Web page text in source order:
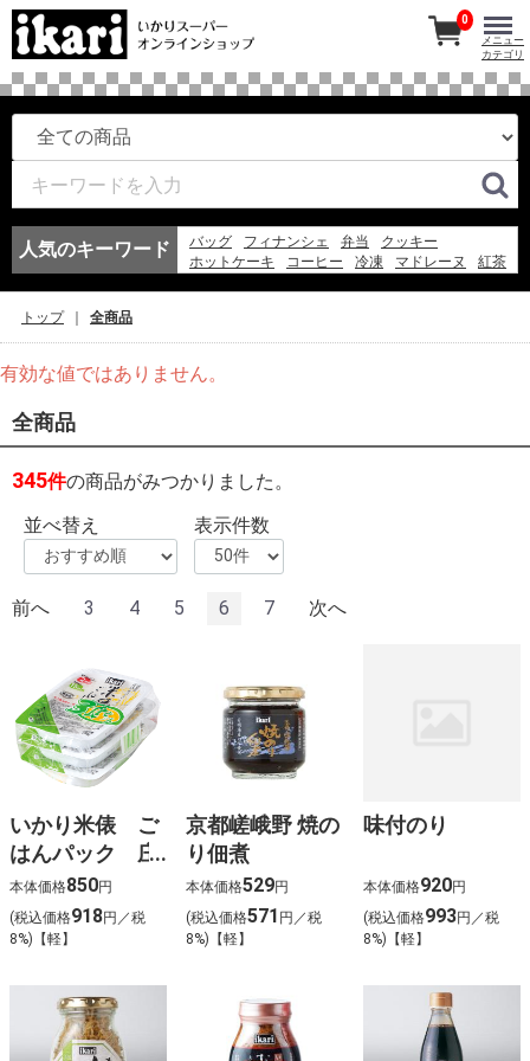
人気のキーワード バッグ フィナンシェ 弁当
クッキー
ホットケーキ
コーヒー 冷凍 マドレーヌ
紅茶
0
メニュー
カテゴリ
トップ 全商品
有効な値ではありません。
全商品
345件の商品がみつかりました。
並べ替え
表示件数
前へ 3 4 5 6 7 次へ
いかり米俵 ご
はんパック 庄
内産コシヒカ
リ ３Ｐ
本体価格850円
(税込価格918円／税
8%)【軽】
京都嵯峨野 焼の
り佃煮
本体価格529円
(税込価格571 円／税
8%)【軽】
味付のり
本体価格920円
(税込価格993円／税
8%)【軽】